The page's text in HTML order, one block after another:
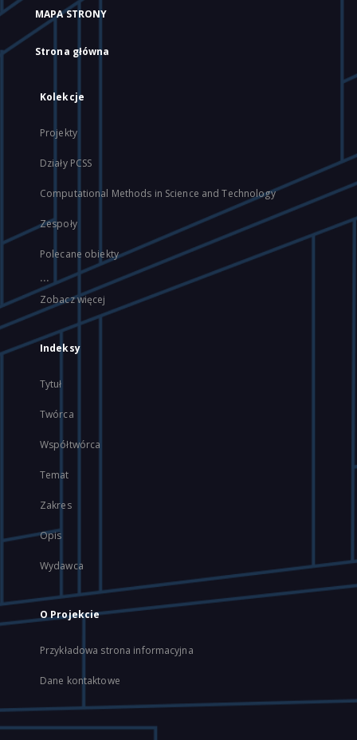
MAPA STRONY
Strona główna
Kolekcje
Projekty
Działy PCSS
Computational Methods in Science and Technology
Zespoły
Polecane obiekty
...
Zobacz więcej
Indeksy
Tytuł
Twórca
Współtwórca
Temat
Zakres
Opis
Wydawca
O Projekcie
Przykładowa strona informacyjna
Dane kontaktowe